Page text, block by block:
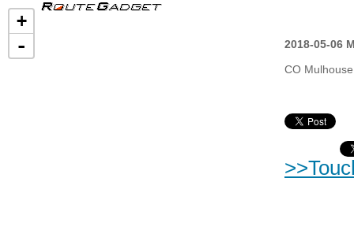
+
-
2018-05-06
CO Mulhouse